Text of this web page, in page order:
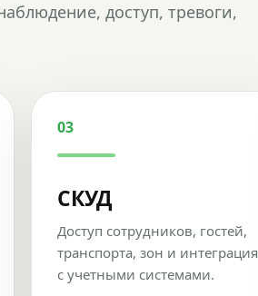
доступ, тревоги,
03
СКУД
Доступ сотрудников, гостей,
транспорта, зон и интеграция
с учетными системами.